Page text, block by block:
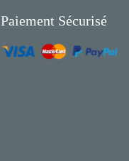
Paiement Sécurisé